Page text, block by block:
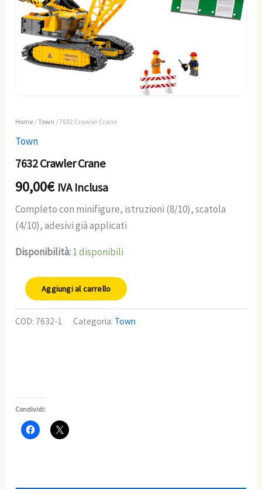
Home /Town / 7632 Crawler Crane
Town
7632 Crawler Crane
90,00€ IVA Inclusa
Completo con minifigure, istruzioni (8/10), scatola
(4/10), adesivi già applicati
Disponibilità:1 disponibili
Aggiungi al carrello
COD: 7632-1 Categoria: Town
Condividi: